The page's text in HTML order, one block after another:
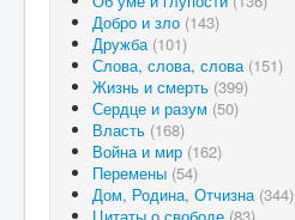
Добро и зло (143)
Дружба (101)
Слова, слова, слова (151)
Жизнь и смерть (399)
Сердце и разум (50)
Власть (168)
Война и мир (162)
Перемены (54)
Дом, Родина, Отчизна (344)